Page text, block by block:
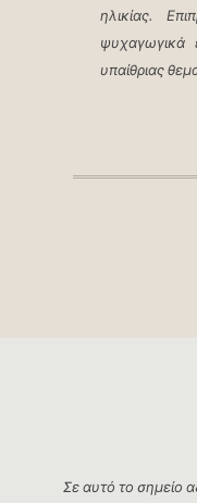
ηλικίας.
ψυχαγωγικά
υπαίθριας
Σε αυτό το σημείο